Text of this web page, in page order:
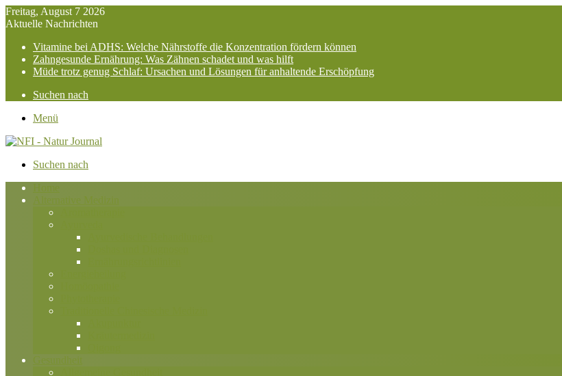
Freitag, August 7 2026
Aktuelle Nachrichten
Vitamine bei ADHS: Welche Nährstoffe die Konzentration fördern können
Zahngesunde Ernährung: Was Zähnen schadet und was hilft
Müde trotz genug Schlaf: Ursachen und Lösungen für anhaltende Erschöpfung
Suchen nach
Menü
Suchen nach
Home
Alternative Medizin
Gesundheit